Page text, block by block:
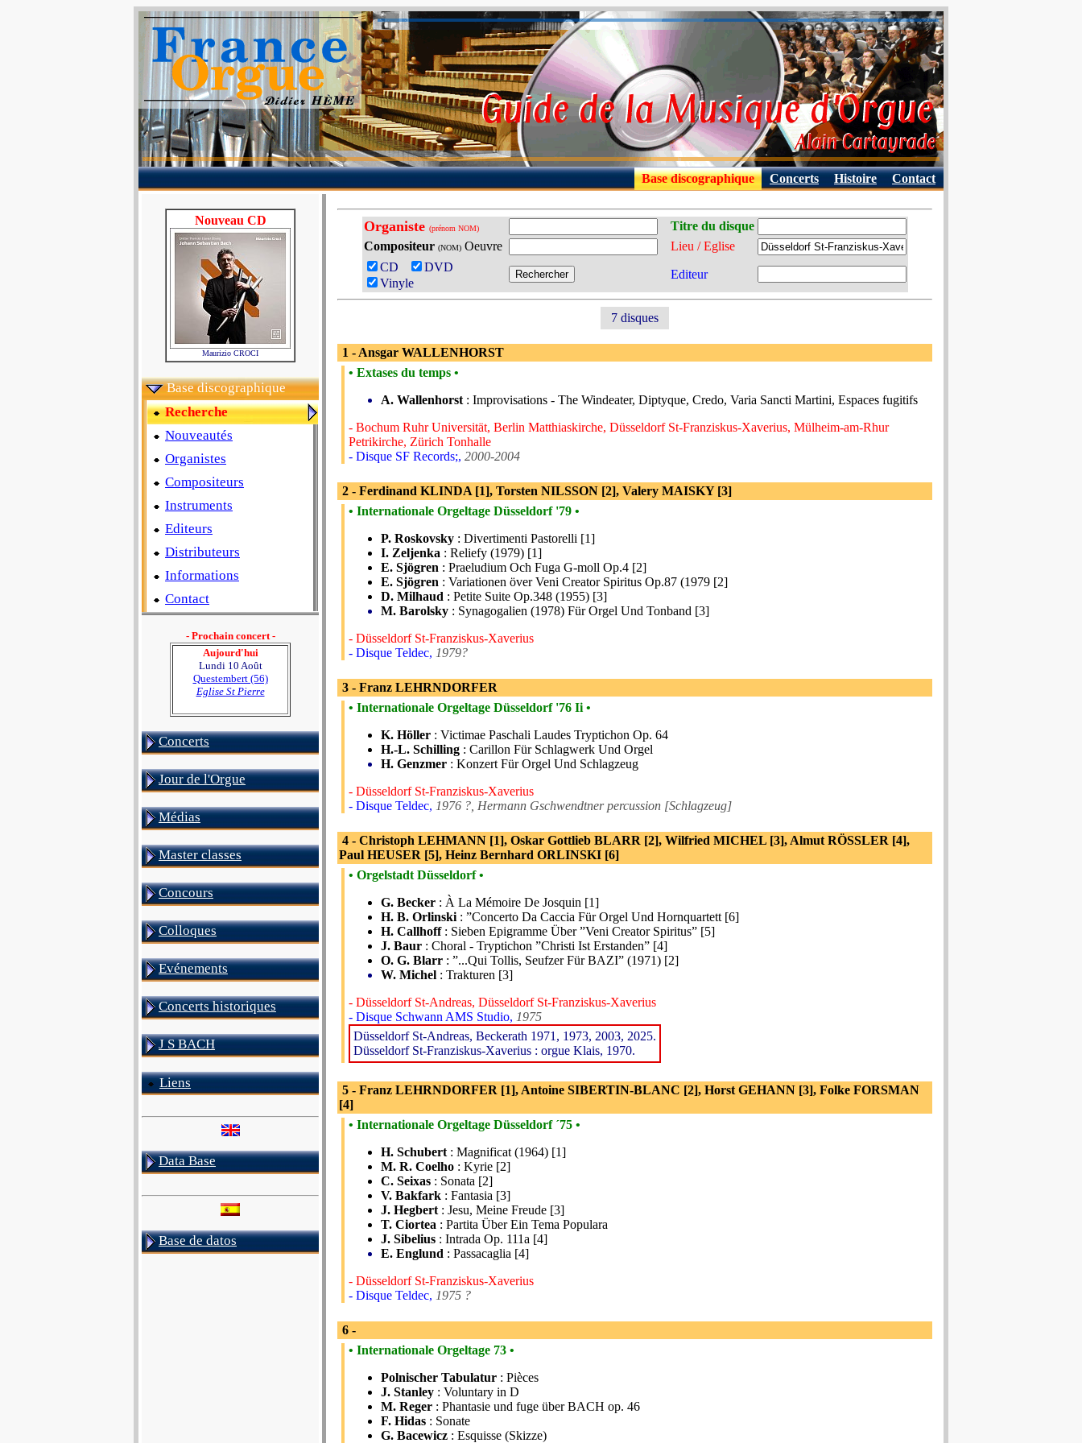
Base discographique Concerts Histoire Contact
Nouveau CD
Maurizio CROCI
Base discographique
Recherche
Nouveautés
Organistes
Compositeurs
Instruments
Editeurs
Distributeurs
Informations
Contact
- Prochain concert -
Aujourd'hui
Lundi 10 Août
Questembert (56)
Eglise St Pierre
Concerts
Jour de l'Orgue
Médias
Master classes
Concours
Colloques
Evénements
Concerts historiques
J S BACH
Liens
Data Base
Base de datos
Organiste (prénom NOM)
Titre du disque
Compositeur (NOM)Oeuvre
Lieu / Eglise
CD
DVD
Vinyle
Editeur
7 disques
1 - Ansgar WALLENHORST
• Extases du temps •
A. Wallenhorst : Improvisations - The Windeater, Diptyque, Credo, Varia Sancti Martini, Espaces fugitifs
- Bochum Ruhr Universität, Berlin Matthiaskirche, Düsseldorf St-Franziskus-Xaverius, Mülheim-am-Rhur
Petrikirche, Zürich Tonhalle
- Disque SF Records;, 2000-2004
2 - Ferdinand KLINDA [1], Torsten NILSSON [2], Valery MAISKY [3]
• Internationale Orgeltage Düsseldorf '79 •
P. Roskovsky : Divertimenti Pastorelli [1]
I. Zeljenka : Reliefy (1979) [1]
E. Sjögren : Praeludium Och Fuga G-moll Op.4 [2]
E. Sjögren : Variationen över Veni Creator Spiritus Op.87 (1979 [2]
D. Milhaud : Petite Suite Op.348 (1955) [3]
M. Barolsky : Synagogalien (1978) Für Orgel Und Tonband [3]
- Düsseldorf St-Franziskus-Xaverius
- Disque Teldec, 1979?
3 - Franz LEHRNDORFER
• Internationale Orgeltage Düsseldorf '76 Ii •
K. Höller : Victimae Paschali Laudes Tryptichon Op. 64
H.-L. Schilling : Carillon Für Schlagwerk Und Orgel
H. Genzmer : Konzert Für Orgel Und Schlagzeug
- Düsseldorf St-Franziskus-Xaverius
- Disque Teldec, 1976 ?, Hermann Gschwendtner percussion [Schlagzeug]
4 - Christoph LEHMANN [1], Oskar Gottlieb BLARR [2], Wilfried MICHEL [3], Almut RÖSSLER [4],
Paul HEUSER [5], Heinz Bernhard ORLINSKI [6]
• Orgelstadt Düsseldorf •
G. Becker : À La Mémoire De Josquin [1]
H. B. Orlinski : ”Concerto Da Caccia Für Orgel Und Hornquartett [6]
H. Callhoff: Sieben Epigramme Über ”Veni Creator Spiritus” [5]
J. Baur : Choral - Tryptichon ”Christi Ist Erstanden” [4]
O. G. Blarr : ”...Qui Tollis, Seufzer Für BAZI” (1971) [2]
W. Michel : Trakturen [3]
- Düsseldorf St-Andreas, Düsseldorf St-Franziskus-Xaverius
- Disque Schwann AMS Studio, 1975
Düsseldorf St-Andreas, Beckerath 1971, 1973, 2003, 2025.
Düsseldorf St-Franziskus-Xaverius : orgue Klais, 1970.
5 - Franz LEHRNDORFER [1], Antoine SIBERTIN-BLANC [2], Horst GEHANN [3], Folke FORSMAN
[4]
• Internationale Orgeltage Düsseldorf ´75 •
H. Schubert : Magnificat (1964) [1]
M. R. Coelho : Kyrie [2]
C. Seixas : Sonata [2]
V. Bakfark : Fantasia [3]
J. Hegbert : Jesu, Meine Freude [3]
T. Ciortea : Partita Über Ein Tema Populara
J. Sibelius : Intrada Op. 111a [4]
E. Englund : Passacaglia [4]
- Düsseldorf St-Franziskus-Xaverius
- Disque Teldec, 1975 ?
6 -
• Internationale Orgeltage 73 •
Polnischer Tabulatur : Pièces
J. Stanley : Voluntary in D
M. Reger : Phantasie und fuge über BACH op. 46
F. Hidas : Sonate
G. Bacewicz : Esquisse (Skizze)